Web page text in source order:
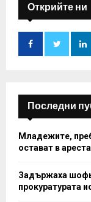
f
o
:
Открийте ни
Последни
Младежите,
остават в ареста
Задържаха
прокуратурата